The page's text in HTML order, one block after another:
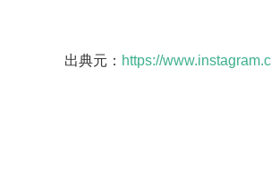
出典元： https://